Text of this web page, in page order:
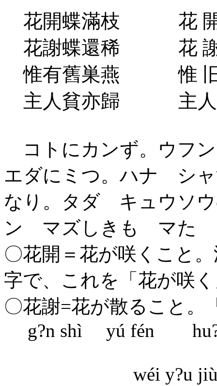
花開蝶滿枝 花 開
花謝蝶還稀 花 謝
惟有舊巣燕 惟 旧
主人貧亦歸 主人
コトにカンず。ウ
エダにミつ。ハナ シ
なり。タダ キュウソ
ン マズしきも マた
〇花開＝花が咲くこと
字で、これを「花が咲
〇花謝=花が散ること。
g?n shì yú fén hu?
wéi y?u